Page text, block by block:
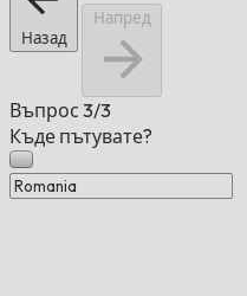
Назад
Напред
Въпрос 3/3
Къде пътувате?